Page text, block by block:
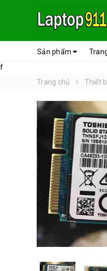
Sản phẩm
f
Trang chủ
Thiết